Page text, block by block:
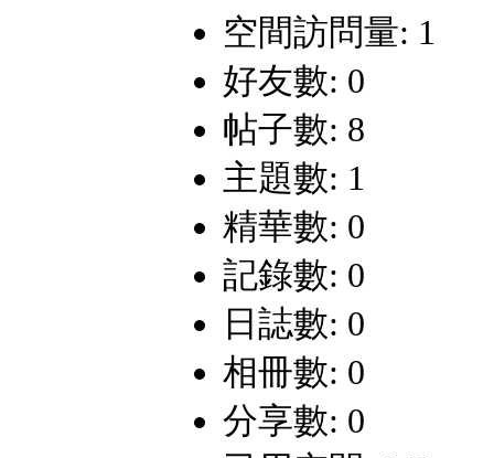
空間訪問量: 1
好友數: 0
帖子數: 8
主題數: 1
精華數: 0
記錄數: 0
日誌數: 0
相冊數: 0
分享數: 0